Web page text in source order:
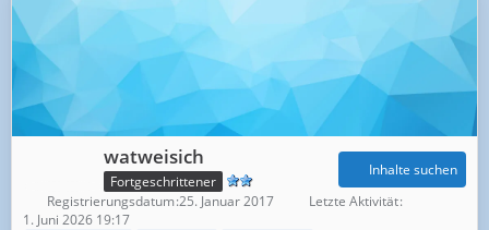
watweisich
Fortgeschrittener
Inhalte suchen
Registrierungsdatum 25. Januar 2017
Letzte Aktivität
1. Juni 2026 19:17